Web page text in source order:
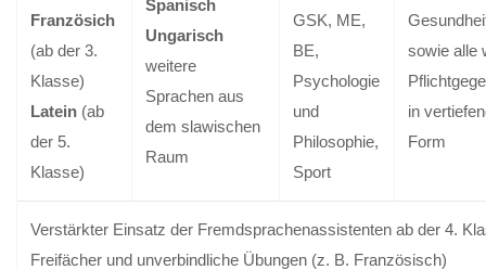
Französich
(ab der 3.
Klasse)
Latein (ab
der 5.
Klasse)
Spanisch
Ungarisch
weitere
Sprachen aus
dem slawischen
Raum
GSK, ME,
BE,
Psychologie
und
Philosophie,
Sport
sowie alle
in
Form
Verstärkter Einsatz der Fremdsprachenassistenten ab der 4.
Freifächer und unverbindliche Übungen (z. B. Französisch)